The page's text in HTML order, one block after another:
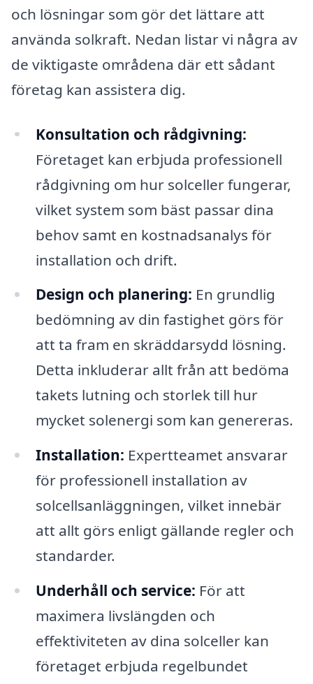
och lösningar som gör det lättare att
använda solkraft. Nedan listar vi några av
de viktigaste områdena där ett sådant
företag kan assistera dig.
Konsultation och rådgivning:
Företaget kan erbjuda professionell
rådgivning om hur solceller fungerar,
vilket system som bäst passar dina
behov samt en kostnadsanalys för
installation och drift.
Design och planering: En grundlig
bedömning av din fastighet görs för
att ta fram en skräddarsydd lösning.
Detta inkluderar allt från att bedöma
takets lutning och storlek till hur
mycket solenergi som kan genereras.
Installation: Expertteamet ansvarar
för professionell installation av
solcellsanläggningen, vilket innebär
att allt görs enligt gällande regler och
standarder.
Underhåll och service: För att
maximera livslängden och
effektiviteten av dina solceller kan
företaget erbjuda regelbundet